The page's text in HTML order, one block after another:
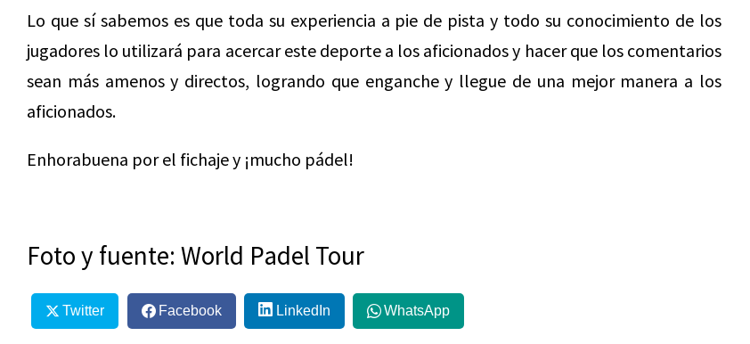
Lo que sí sabemos es que toda su experiencia a pie de pista y todo su conocimiento de los
jugadores lo utilizará para acercar este deporte a los aficionados y hacer que los comentarios
sean más amenos y directos, logrando que enganche y llegue de una mejor manera a los
aficionados.
Enhorabuena por el fichaje y ¡mucho pádel!
Foto y fuente: World Padel Tour
Twitter Facebook LinkedIn WhatsApp